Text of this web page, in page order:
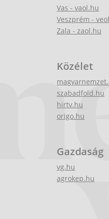
Vas - vaol.hu
Veszprém -
Zala - zaol.hu
Közélet
szabadfold.hu
hirtv.hu
origo.hu
Gazdaság
vg.hu
agrokep.hu